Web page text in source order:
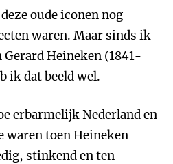
oude iconen nog
waren. Maar sinds ik
Gerard Heineken (1841-
ik dat beeld wel.
erbarmelijk Nederland en
waren toen Heineken
stinkend en ten